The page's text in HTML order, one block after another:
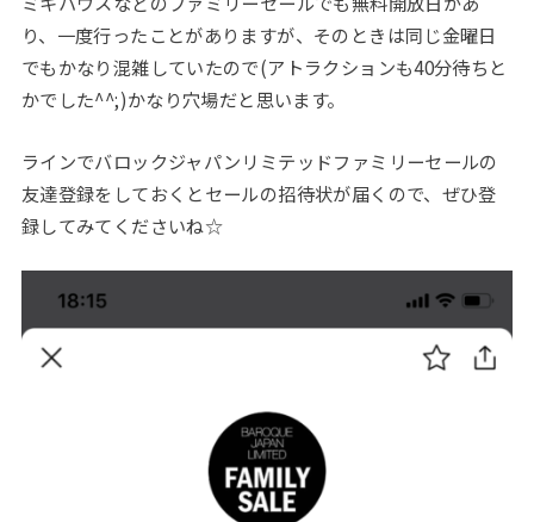
り、一度行ったことがありますが、そのときは同じ金曜日
でもかなり混雑していたので(アトラクションも40分待ちと
かでした^^;)かなり穴場だと思います。
ラインでバロックジャパンリミテッドファミリーセールの
友達登録をしておくとセールの招待状が届くので、ぜひ登
録してみてくださいね☆